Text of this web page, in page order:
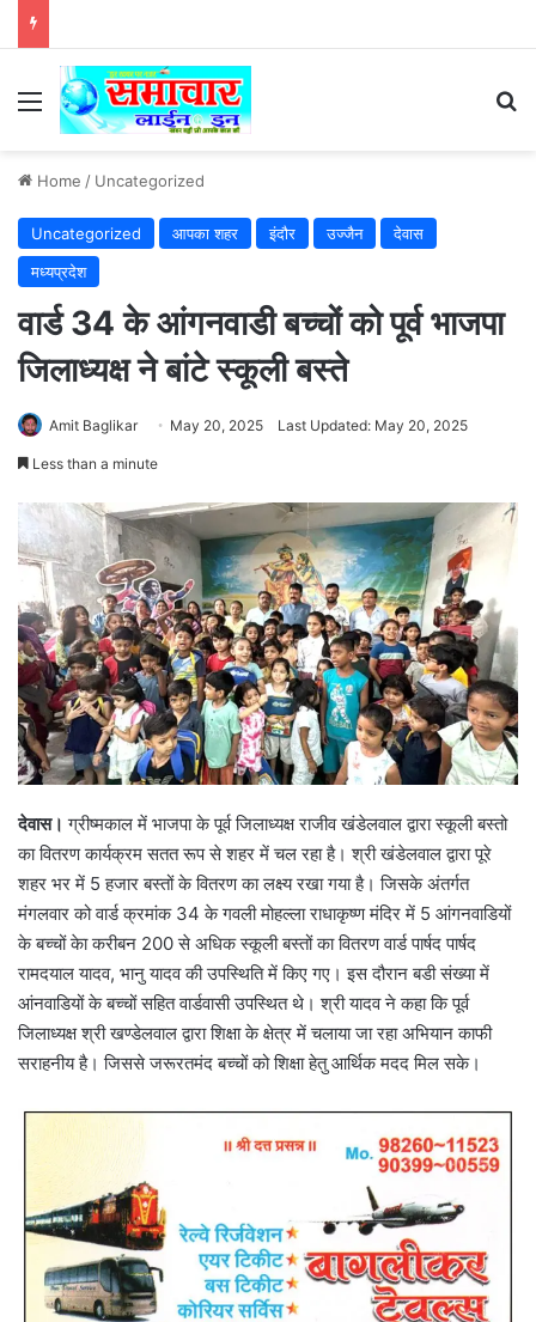
Menu
Home / Uncategorized
Uncategorized आपका शहर इंदौर उज्जैन
देवास
मध्यप्रदेश
वार्ड 34 के आंगनवाडी बच्चों को पूर्व भाजपा
जिलाध्यक्ष ने बांटे स्कूली बस्ते
Amit Baglikar May 20, 2025 Last Updated: May 20, 2025
Less than a minute
देवास। ग्रीष्मकाल में भाजपा के पूर्व जिलाध्यक्ष राजीव खंडेलवाल द्वारा स्कूली बस्तो
का वितरण कार्यक्रम सतत रूप से शहर में चल रहा है। श्री खंडेलवाल द्वारा पूरे
शहर भर में 5 हजार बस्तों के वितरण का लक्ष्य रखा गया है। जिसके अंतर्गत
मंगलवार को वार्ड क्रमांक 34 के गवली मोहल्ला राधाकृष्ण मंदिर में 5 आंगनवाडियों
के बच्चों केा करीबन 200 से अधिक स्कूली बस्तों का वितरण वार्ड पार्षद पार्षद
रामदयाल यादव, भानु यादव की उपस्थिति में किए गए। इस दौरान बडी संख्या में
आंनवाडियों के बच्चों सहित वार्डवासी उपस्थित थे। श्री यादव ने कहा कि पूर्व
जिलाध्यक्ष श्री खण्डेलवाल द्वारा शिक्षा के क्षेत्र में चलाया जा रहा अभियान काफी
सराहनीय है। जिससे जरूरतमंद बच्चों को शिक्षा हेतु आर्थिक मदद मिल सके।